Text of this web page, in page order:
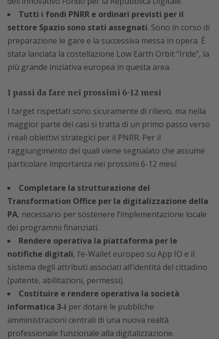
Tutti i fondi PNRR e ordinari previsti per il
settore Spazio sono stati assegnati. Sono in corso di
preparazione le gare e la successiva messa in opera. È
stata lanciata la costellazione Low Earth Orbit “Iride”, la
più grande iniziativa europea in questa area.
I passi da fare nei prossimi 6-12 mesi
I target rispettati sono sicuramente di rilievo, ma nella
maggior parte dei casi si tratta di un primo passo verso
i reali obiettivi strategici per il PNRR. Per il
raggiungimento dei quali viene segnalato che assume
particolare importanza nei prossimi 6-12 mesi:
Completare la strutturazione del
Transformation Office per la digitalizzazione della
PA, necessario per sostenere l’implementazione locale
dei programmi finanziati.
Rendere operativa la piattaforma per le
notifiche digitali, l’e-Wallet europeo su App IO e il
sistema degli attributi associati all’identità del cittadino
(patente, abilitazioni, permessi).
Costituire e rendere operativa la società
informatica 3-i per dotare le pubbliche
amministrazioni centrali di una nuova realtà
professionale funzionale alla digitalizzazione.